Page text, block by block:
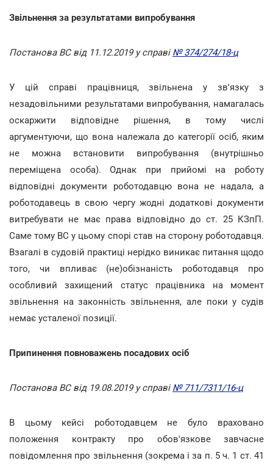
Звільнення за результатами випробування
Постанова ВС від 11.12.2019 у справі № 374/274/18-ц
У цій справі працівниця, звільнена у зв'язку з
незадовільними результатами випробування, намагалась
оскаржити відповідне рішення, в тому числі
аргументуючи, що вона належала до категорії осіб, яким
не можна встановити випробування (внутрішньо
переміщена особа). Однак при прийомі на роботу
відповідні документи роботодавцю вона не надала, а
роботодавець в свою чергу жодні додаткові документи
витребувати не має права відповідно до ст. 25 КЗпП.
Саме тому ВС у цьому спорі став на сторону роботодавця.
Взагалі в судовій практиці нерідко виникає питання щодо
того, чи впливає (не)обізнаність роботодавця про
особливий захищений статус працівника на момент
звільнення на законність звільнення, але поки у судів
немає усталеної позиції.
Припинення повноважень посадових осіб
Постанова ВС від 19.08.2019 у справі № 711/7311/16-ц
В цьому кейсі роботодавцем не було враховано
положення контракту про обов'язкове завчасне
повідомлення про звільнення (зокрема і за п. 5 ч. 1 ст. 41